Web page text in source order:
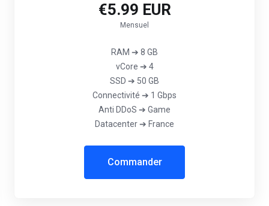
€5.99 EUR
Mensuel
RAM ➔ 8 GB
vCore ➔ 4
SSD ➔ 50 GB
Connectivité ➔ 1 Gbps
Anti DDoS ➔ Game
Datacenter ➔ France
Commander